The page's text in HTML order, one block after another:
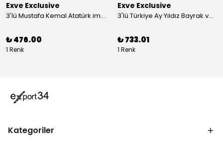
Exve Exclusive
3'lü Mustafa Kemal Atatürk imzalı ve Türkiye Ay Yıldız Bayraklı Kadın Fular Seti
₺ 476.00
1 Renk
Exve Exclusive
3'lü Türkiye Ay Yıldız Bayrak ve Mustafa Kemal Atatürk imzalı Kırmızı Siyah Yaka Mendili Seti
₺ 733.01
1 Renk
Kategoriler